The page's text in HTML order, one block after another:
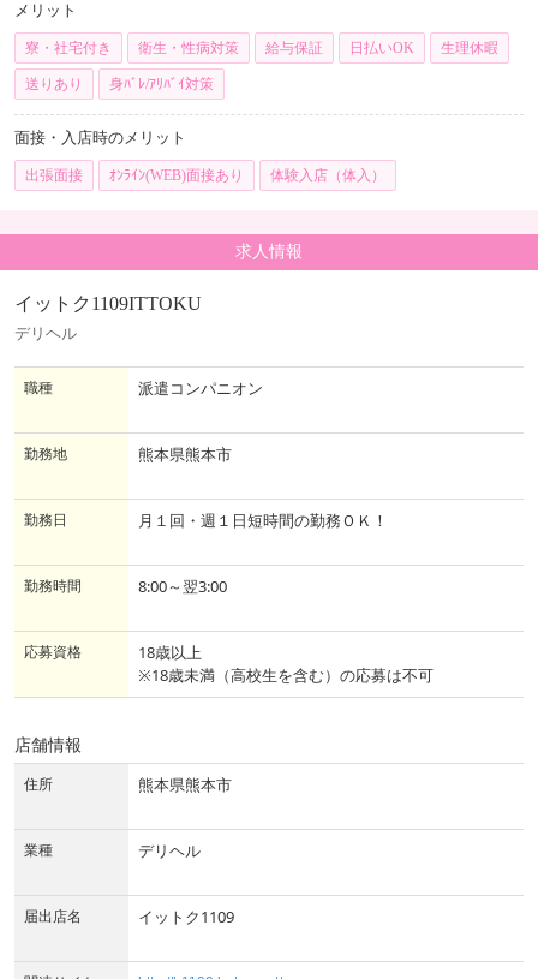
メリット
寮・社宅付き 衛生・性病対策 給与保証 日払いOK 生理休暇
送りあり 身ﾊﾞﾚ/ｱﾘﾊﾞｲ対策
面接・入店時のメリット
出張面接 ｵﾝﾗｲﾝ(WEB)面接あり 体験入店（体入）
求人情報
イットク1109ITTOKU
デリヘル
職種 派遣コンパニオン
勤務地 熊本県熊本市
勤務日 月１回・週１日短時間の勤務ＯＫ！
勤務時間 8:00～翌3:00
応募資格
18歳以上
※18歳未満（高校生を含む）の応募は不可
店舗情報
住所 熊本県熊本市
業種 デリヘル
届出店名 イットク1109